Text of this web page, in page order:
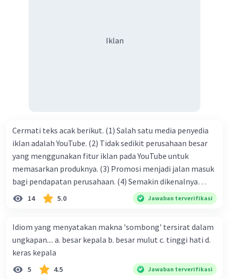
limpahan karuniaNya kita bisa berkumpul di sini. Kalimat
Iklan
Cermati teks acak berikut. (1) Salah satu media penyedia
iklan adalah YouTube. (2) Tidak sedikit perusahaan besar
yang menggunakan fitur iklan pada YouTube untuk
memasarkan produknya. (3) Promosi menjadi jalan masuk
bagi pendapatan perusahaan. (4) Semakin dikenalnya
suatu produk oleh konsumen, semakin besar pula peluang
perusahaan kepada konsumen. Urutan yang tepat agar
menjadi teks eksposisi yang padu adalah .... A. (1)-(2)-(3)-
(4)-(5) B. (2)-(1)-(3)-(4)-(5) C. (3)-(1)-(2)-(5)-(4) D. (3)-(5)-
(4)-(1)-(2) E. (5)-(1)-(3)-(4)-(2)
14 5.0 Jawaban terverifikasi
Idiom yang menyatakan makna 'sombong' tersirat dalam
ungkapan.... a. besar kepala b. besar mulut c. tinggi hati d.
keras kepala
5 4.5 Jawaban terverifikasi